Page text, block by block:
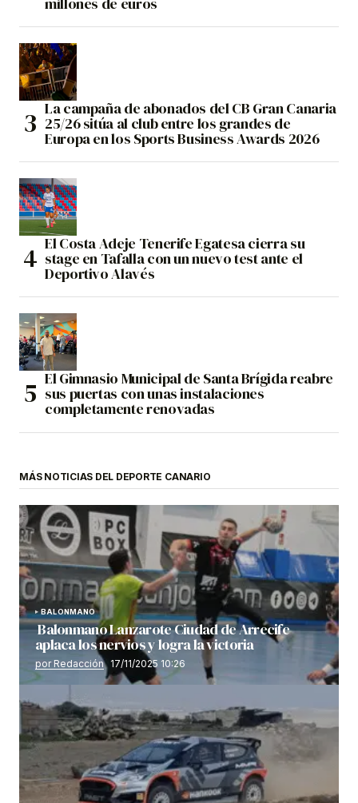
La campaña de abonados del CB Gran Canaria
25/26 sitúa al club entre los grandes de
Europa en los Sports Business Awards 2026
El Costa Adeje Tenerife Egatesa cierra su
stage en Tafalla con un nuevo test ante el
Deportivo Alavés
El Gimnasio Municipal de Santa Brígida reabre
sus puertas con unas instalaciones
completamente renovadas
MÁS NOTICIAS DEL DEPORTE CANARIO
BALONMANO
Balonmano Lanzarote Ciudad de Arrecife
aplaca los nervios y logra la victoria
por Redacción 17/11/2025 10:26